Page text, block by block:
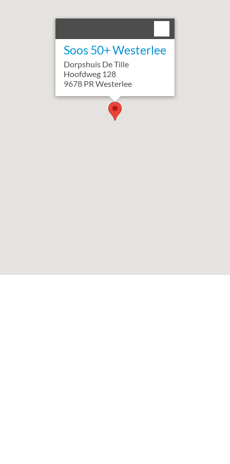
Soos 50+ Westerlee
Dorpshuis De Tille
Hoofdweg 128
9678 PR Westerlee